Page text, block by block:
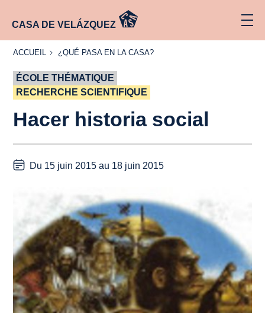
CASA DE VELÁZQUEZ
ACCUEIL
ACCUEIL
¿QUÉ
CASA?
¿QUÉ PASA EN LA CASA?
ÉCOLE THÉMATIQUE
RECHERCHE SCIENTIFIQUE
Hacer historia social
Du 15 juin 2015 au 18 juin 2015